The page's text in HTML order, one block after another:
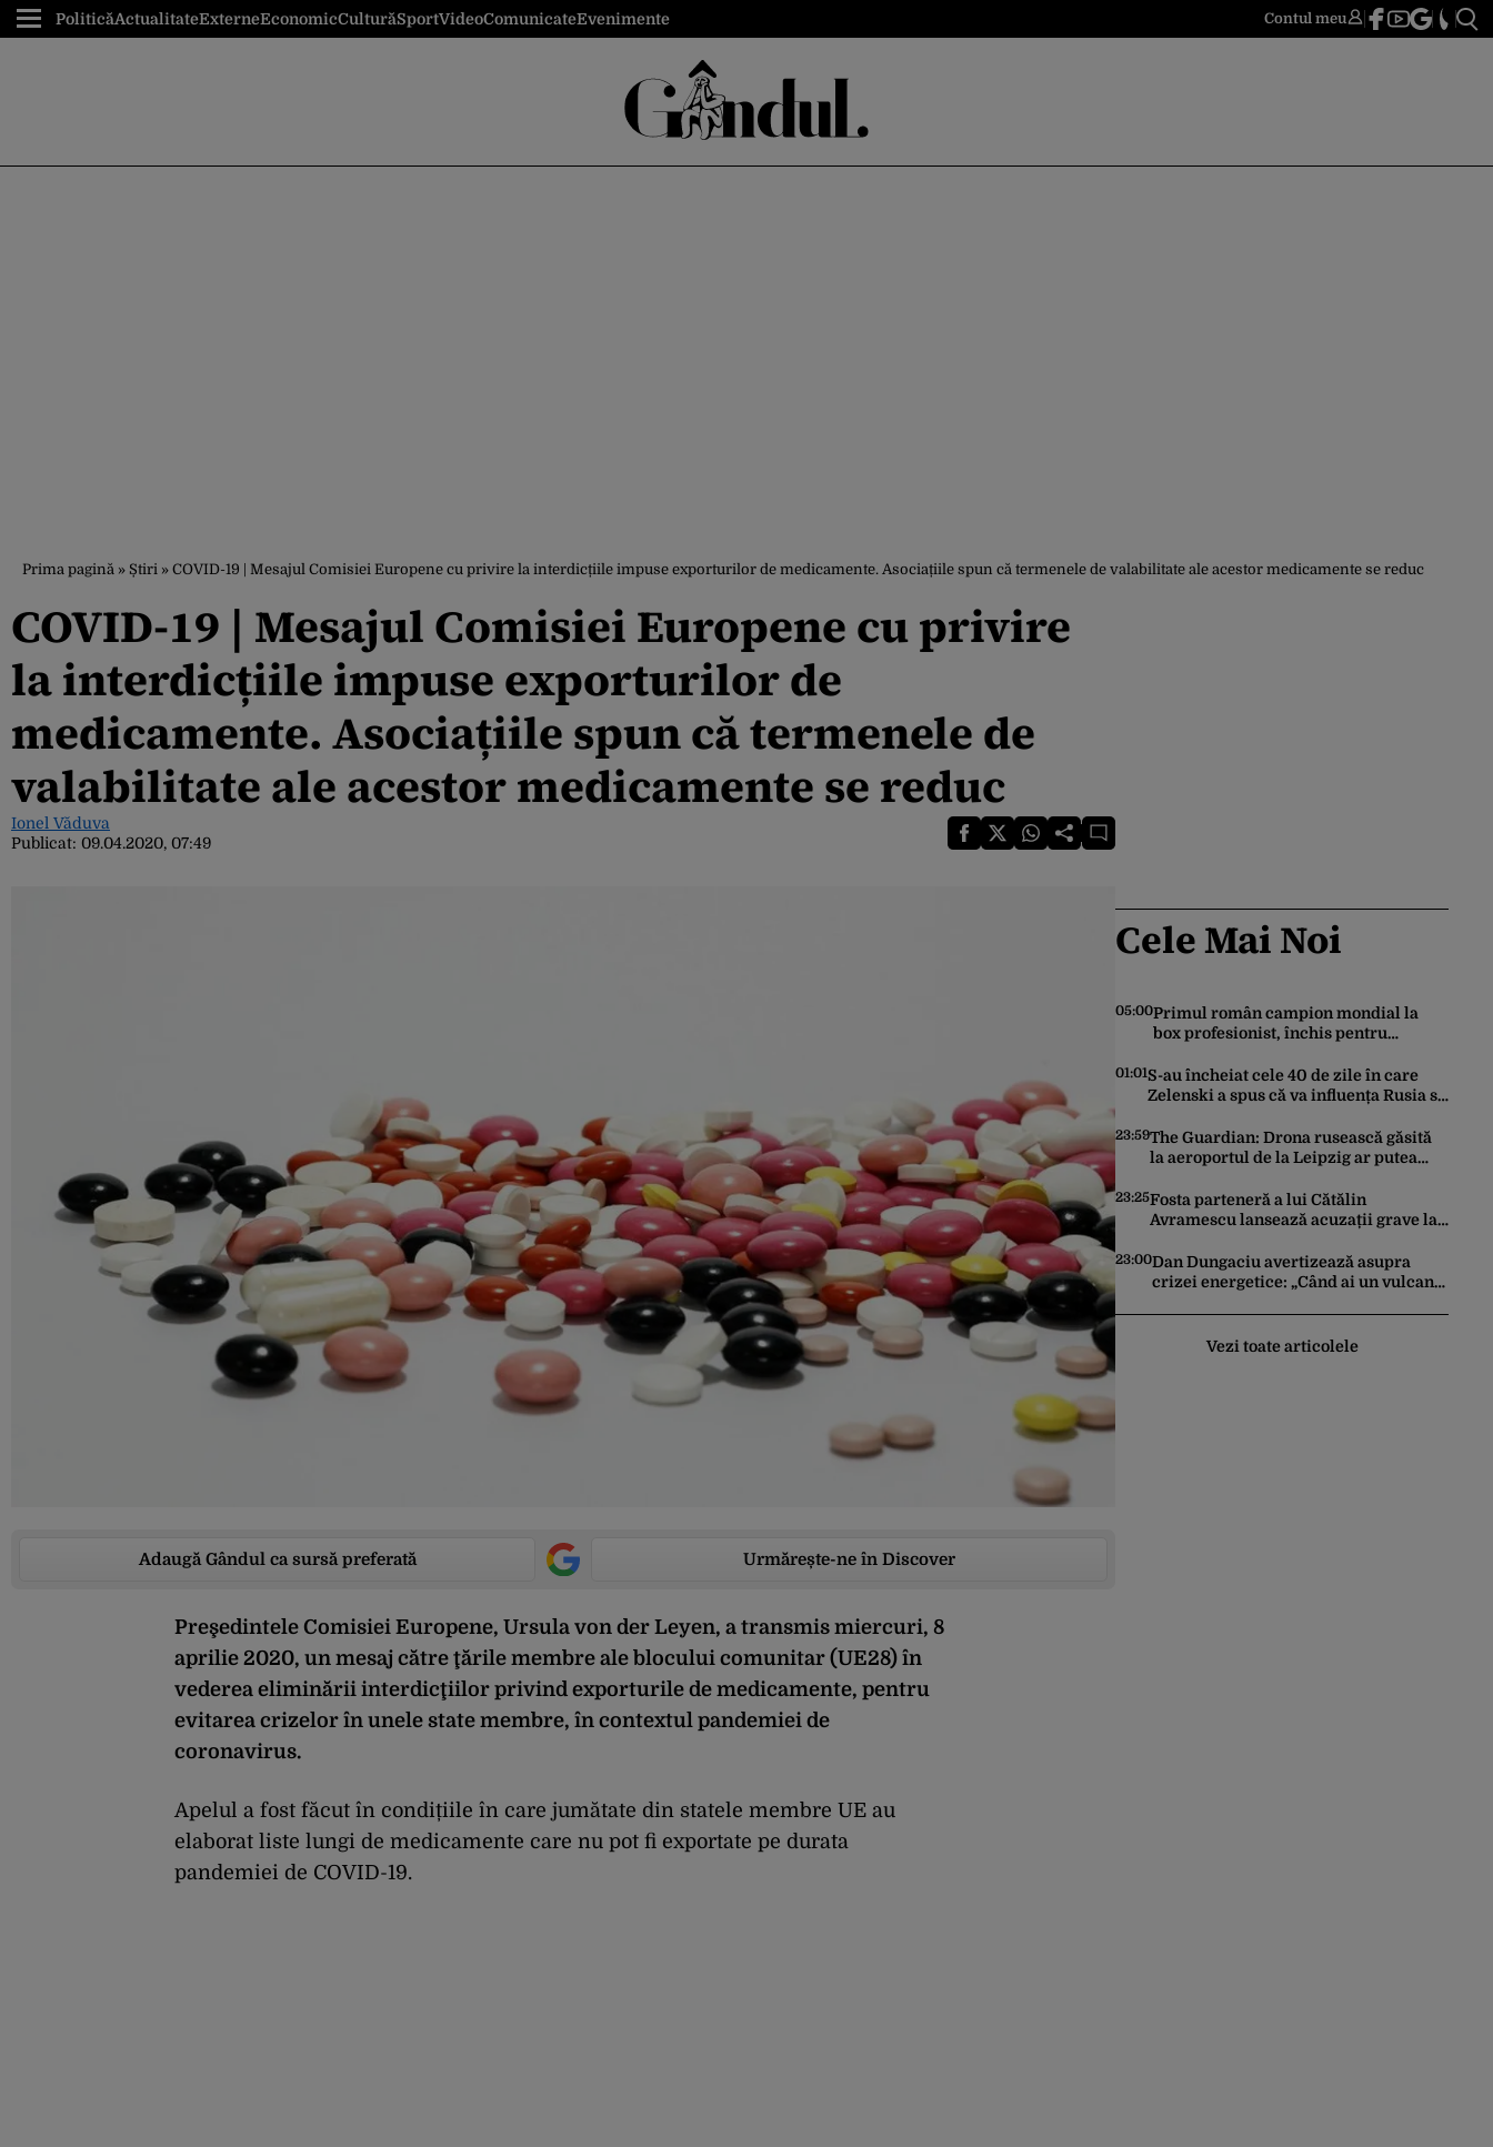
PoliticăActualitateExterneEconomicCulturăSportVideoComunicateEvenimente Contul meu
Prima pagină » Știri » COVID-19 | Mesajul Comisiei Europene cu privire la interdicțiile impuse exporturilor de medicamente. Asociațiile spun că termenele de valabilitate ale acestor medicamente se reduc
COVID-19 | Mesajul Comisiei Europene cu privire
la interdicțiile impuse exporturilor de
medicamente. Asociațiile spun că termenele de
valabilitate ale acestor medicamente se reduc
Ionel Văduva
Publicat: 09.04.2020, 07:49
Adaugă Gândul ca sursă preferată Urmărește-ne în Discover
Preşedintele Comisiei Europene, Ursula von der Leyen, a transmis miercuri, 8
aprilie 2020, un mesaj către ţările membre ale blocului comunitar (UE28) în
vederea eliminării interdicţiilor privind exporturile de medicamente, pentru
evitarea crizelor în unele state membre, în contextul pandemiei de
coronavirus.
Apelul a fost făcut în condițiile în care jumătate din statele membre UE au
elaborat liste lungi de medicamente care nu pot fi exportate pe durata
pandemiei de COVID-19.
Cele Mai Noi
05:00Primul român campion mondial la
box profesionist, închis pentru
înjunghiat un alt interlop periculos
01:01S-au încheiat cele 40 de zile în care
Zelenski a spus că va influența Rusia să
operațiunea Kievului
23:59The Guardian: Drona rusească găsită
la aeroportul de la Leipzig ar putea
tensiunilor NATO-Rusia
23:25Fosta parteneră a lui Cătălin
Avramescu lansează acuzații grave la
sesizat DIICOT: „Făcea baie complet
dezbrăcat cu copiii”. Fostul consilier
23:00Dan Dungaciu avertizează asupra
crizei energetice: „Când ai un vulcan
Vezi toate articolele